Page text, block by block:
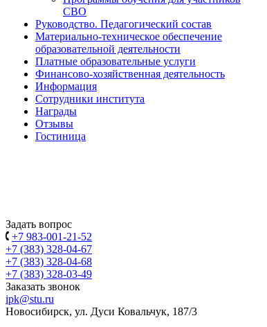
СВО
Руководство. Педагогический состав
Материально-техническое обеспечение
образовательной деятельности
Платные образовательные услуги
Финансово-хозяйственная деятельность
Информация
Сотрудники института
Награды
Отзывы
Гостиница
Задать вопрос
+7 983-001-21-52
+7 (383) 328-04-67
+7 (383) 328-04-68
+7 (383) 328-03-49
Заказать звонок
ipk@stu.ru
Новосибирск, ул. Дуси Ковальчук, 187/3